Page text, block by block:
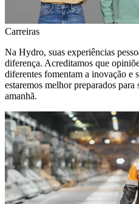
Carreiras
Na Hydro, suas experiências
diferença. Acreditamos que
diferentes fomentam a inovação e
estaremos melhor preparados
amanhã.